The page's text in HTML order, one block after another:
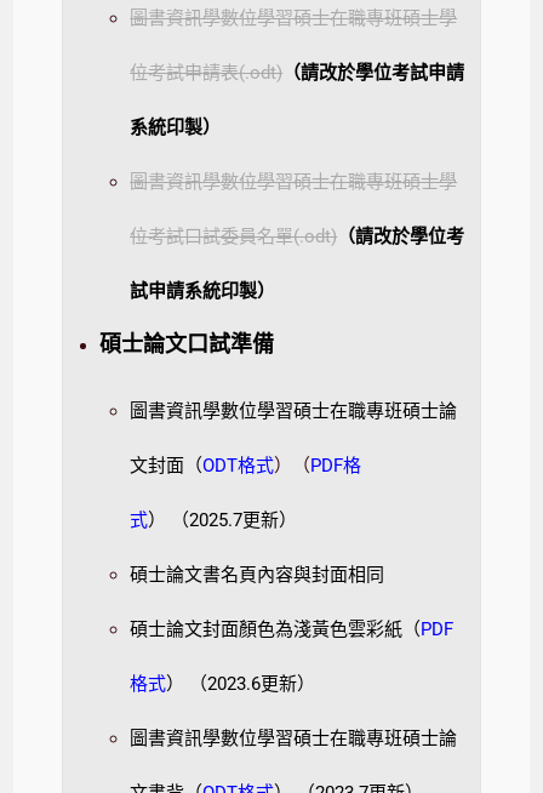
圖書資訊學數位學習碩士在職專班碩士學
位考試申請表(.odt) （請改於學位考試申請
系統印製）
圖書資訊學數位學習碩士在職專班碩士學
位考試口試委員名單(.odt) （請改於學位考
試申請系統印製）
碩士論文口試準備
圖書資訊學數位學習碩士在職專班碩士論
文封面（ODT格式）（PDF格
式） （2025.7更新）
碩士論文書名頁內容與封面相同
碩士論文封面顏色為淺黃色雲彩紙（PDF
格式） （2023.6更新）
圖書資訊學數位學習碩士在職專班碩士論